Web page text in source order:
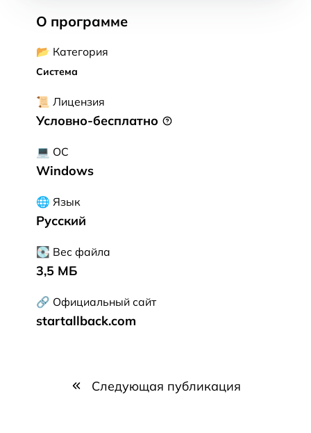
О программе
📂 Категория
Система
📜 Лицензия
Условно-бесплатно
💻 ОС
Windows
🌐 Язык
Русский
💽 Вес файла
3,5 МБ
🔗 Официальный сайт
startallback.com
Следующая публикация